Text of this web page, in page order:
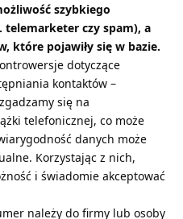
szybkiego
czy spam), a
które pojawiły się w bazie.
dotyczące
kontaktów –
się na
telefonicznej, co może
danych może
Korzystając z nich,
i świadomie akceptować
należy do firmy lub osoby